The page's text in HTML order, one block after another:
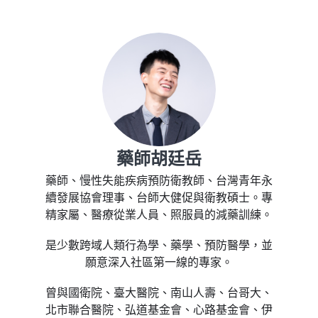
藥師胡廷岳
藥師、慢性失能疾病預防衛教師、台灣青年永
續發展協會理事、台師大健促與衛教碩士。專
精家屬、醫療從業人員、照服員的減藥訓練。
是少數跨域人類行為學、藥學、預防醫學，並
願意深入社區第一線的專家。
曾與國衛院、臺大醫院、南山人壽、台哥大、
北市聯合醫院、弘道基金會、心路基金會、伊